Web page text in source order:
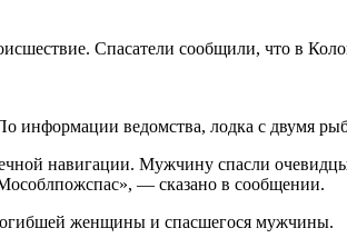
Спасатели сообщили, что в
информации ведомства, лодка с двумя
навигации. Мужчину спасли
— сказано в сообщении.
женщины и спасшегося мужчины.